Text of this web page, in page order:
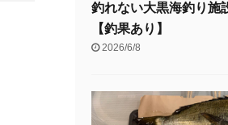
釣れない大黒海釣り施
【釣果あり】
2026/6/8